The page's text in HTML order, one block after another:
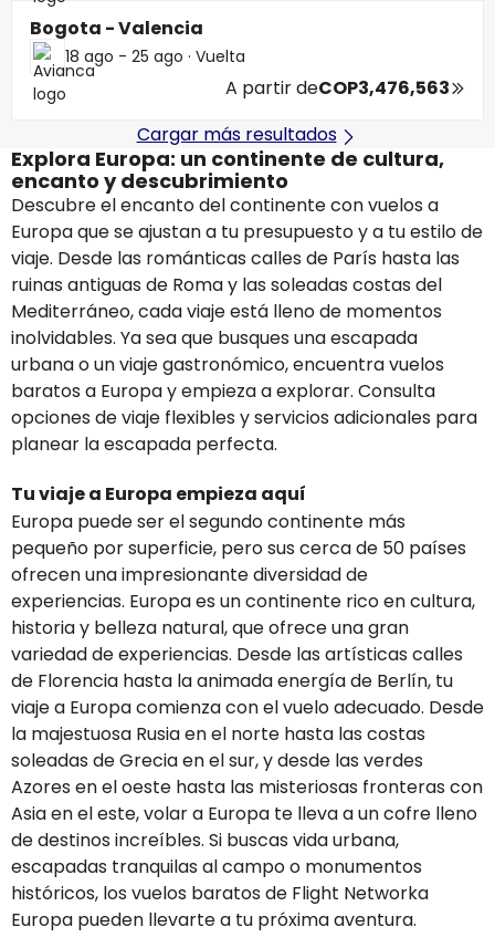
Bogota - Valencia
18 ago - 25 ago · Vuelta
A partir deCOP3,476,563
Cargar más resultados
Explora Europa: un continente de cultura,
encanto y descubrimiento
Descubre el encanto del continente con vuelos a
Europa que se ajustan a tu presupuesto y a tu estilo de
viaje. Desde las románticas calles de París hasta las
ruinas antiguas de Roma y las soleadas costas del
Mediterráneo, cada viaje está lleno de momentos
inolvidables. Ya sea que busques una escapada
urbana o un viaje gastronómico, encuentra vuelos
baratos a Europa y empieza a explorar. Consulta
opciones de viaje flexibles y servicios adicionales para
planear la escapada perfecta.
Tu viaje a Europa empieza aquí
Europa puede ser el segundo continente más
pequeño por superficie, pero sus cerca de 50 países
ofrecen una impresionante diversidad de
experiencias. Europa es un continente rico en cultura,
historia y belleza natural, que ofrece una gran
variedad de experiencias. Desde las artísticas calles
de Florencia hasta la animada energía de Berlín, tu
viaje a Europa comienza con el vuelo adecuado. Desde
la majestuosa Rusia en el norte hasta las costas
soleadas de Grecia en el sur, y desde las verdes
Azores en el oeste hasta las misteriosas fronteras con
Asia en el este, volar a Europa te lleva a un cofre lleno
de destinos increíbles. Si buscas vida urbana,
escapadas tranquilas al campo o monumentos
históricos, los vuelos baratos de Flight Networka
Europa pueden llevarte a tu próxima aventura.